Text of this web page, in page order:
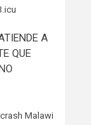
A
QUE
Malawi